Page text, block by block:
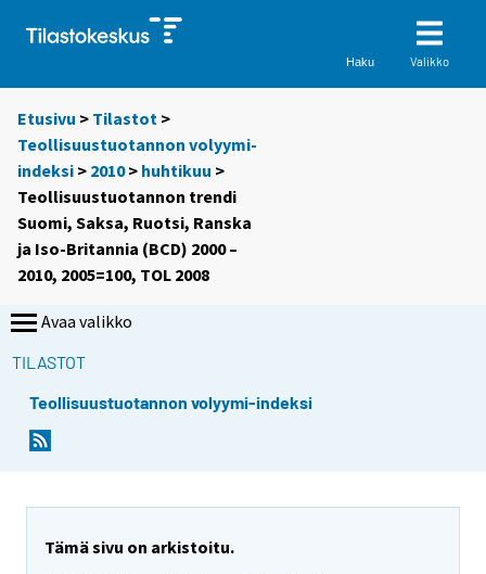
Haku Valikko
Etusivu > Tilastot >
Teollisuustuotannon volyymi-
indeksi > 2010> huhtikuu >
Teollisuustuotannon trendi
Suomi, Saksa, Ruotsi, Ranska
ja Iso-Britannia (BCD) 2000 –
2010, 2005=100, TOL 2008
Avaa valikko
TILASTOT
Teollisuustuotannon volyymi-indeksi
Tämä sivu on arkistoitu.